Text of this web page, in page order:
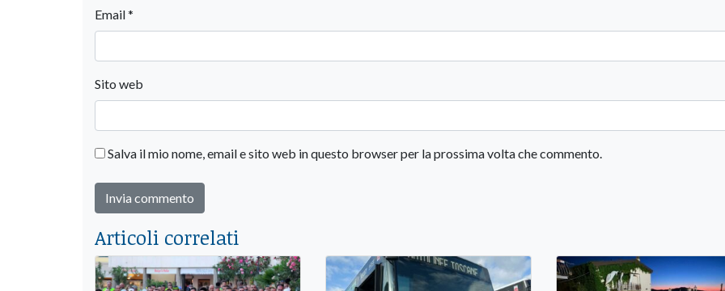
Email*
Sito web
Salva il mio nome, email e sito web in questo browser per la prossima volta che commento.
Articoli correlati